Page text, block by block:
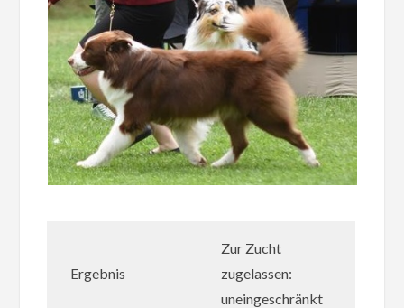
Ergebnis
Zur Zucht
zugelassen:
uneingeschränkt